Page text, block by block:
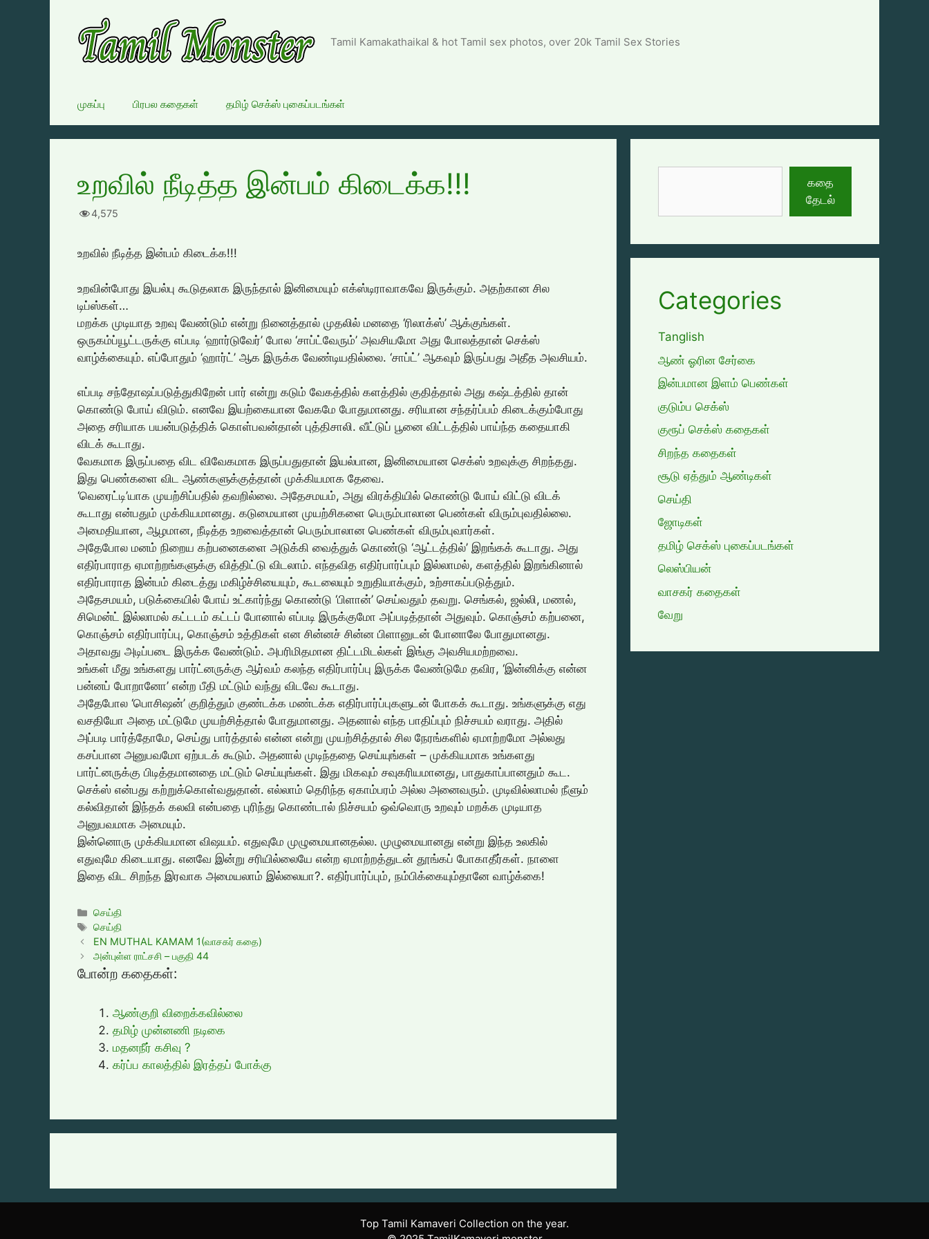
Tamil Kamakathaikal & hot Tamil sex photos, over 20k Tamil Sex Stories
முகப்பு பிரபல கதைகள் தமிழ் செக்ஸ் புகைப்படங்கள்
உறவில் நீடித்த இன்பம் கிடைக்க‌!!!
4,575
உறவில் நீடித்த இன்பம் கிடைக்க‌!!!
உறவின்போது இயல்பு கூடுதலாக இருந்தால் இனிமையும் எக்ஸ்டிராவாகவே இருக்கும். அதற்கான சில
டிப்ஸ்கள்…
மறக்க முடியாத உறவு வேண்டும் என்று நினைத்தால் முதலில் மனதை ‘ரிலாக்ஸ்’ ஆக்குங்கள்.
ஒருகம்ப்யூட்டருக்கு எப்படி ‘ஹார்டுவேர்’ போல ‘சாப்ட்வேரும்’ அவசியமோ அது போலத்தான் செக்ஸ்
வாழ்க்கையும். எப்போதும் ‘ஹார்ட்’ ஆக இருக்க வேண்டியதில்லை. ‘சாப்ட்’ ஆகவும் இருப்பது அதீத அவசியம்.
எப்படி சந்தோஷப்படுத்துகிறேன் பார் என்று கடும் வேகத்தில் களத்தில் குதித்தால் அது கஷ்டத்தில் தான்
கொண்டு போய் விடும். எனவே இயற்கையான வேகமே போதுமானது. சரியான சந்தர்ப்பம் கிடைக்கும்போது
அதை சரியாக பயன்படுத்திக் கொள்பவன்தான் புத்திசாலி. வீட்டுப் பூனை விட்டத்தில் பாய்ந்த கதையாகி
விடக் கூடாது.
வேகமாக இருப்பதை விட விவேகமாக இருப்பதுதான் இயல்பான, இனிமையான செக்ஸ் உறவுக்கு சிறந்தது.
இது பெண்களை விட ஆண்களுக்குத்தான் முக்கியமாக தேவை.
‘வெரைட்டி’யாக முயற்சிப்பதில் தவறில்லை. அதேசமயம், அது விரக்தியில் கொண்டு போய் விட்டு விடக்
கூடாது என்பதும் முக்கியமானது. கடுமையான முயற்சிகளை பெரும்பாலான பெண்கள் விரும்புவதில்லை.
அமைதியான, ஆழமான, நீடித்த உறவைத்தான் பெரும்பாலான பெண்கள் விரும்புவார்கள்.
அதேபோல மனம் நிறைய கற்பனைகளை அடுக்கி வைத்துக் கொண்டு ‘ஆட்டத்தில்’ இறங்கக் கூடாது. அது
எதிர்பாராத ஏமாற்றங்களுக்கு வித்திட்டு விடலாம். எந்தவித எதிர்பார்ப்பும் இல்லாமல், களத்தில் இறங்கினால்
எதிர்பாராத இன்பம் கிடைத்து மகிழ்ச்சியையும், கூடலையும் உறுதியாக்கும், உற்சாகப்படுத்தும்.
அதேசமயம், படுக்கையில் போய் உட்கார்ந்து கொண்டு ‘பிளான்’ செய்வதும் தவறு. செங்கல், ஜல்லி, மணல்,
சிமென்ட் இல்லாமல் கட்டடம் கட்டப் போனால் எப்படி இருக்குமோ அப்படித்தான் அதுவும். கொஞ்சம் கற்பனை,
கொஞ்சம் எதிர்பார்ப்பு, கொஞ்சம் உத்திகள் என சின்னச் சின்ன பிளானுடன் போனாலே போதுமானது.
அதாவது அடிப்படை இருக்க வேண்டும். அபரிமிதமான திட்டமிடல்கள் இங்கு அவசியமற்றவை.
உங்கள் மீது உங்களது பார்ட்னருக்கு ஆர்வம் கலந்த எதிர்பார்ப்பு இருக்க வேண்டுமே தவிர, ‘இன்னிக்கு என்ன
பன்னப் போறானோ’ என்ற பீதி மட்டும் வந்து விடவே கூடாது.
அதேபோல ‘பொசிஷன்’ குறித்தும் குண்டக்க மண்டக்க எதிர்பார்ப்புகளுடன் போகக் கூடாது. உங்களுக்கு எது
வசதியோ அதை மட்டுமே முயற்சித்தால் போதுமானது. அதனால் எந்த பாதிப்பும் நிச்சயம் வராது. அதில்
அப்படி பார்த்தோமே, செய்து பார்த்தால் என்ன என்று முயற்சித்தால் சில நேரங்களில் ஏமாற்றமோ அல்லது
கசப்பான அனுபவமோ ஏற்படக் கூடும். அதனால் முடிந்ததை செய்யுங்கள் – முக்கியமாக உங்களது
பார்ட்னருக்கு பிடித்தமானதை மட்டும் செய்யுங்கள். இது மிகவும் சவுகரியமானது, பாதுகாப்பானதும் கூட.
செக்ஸ் என்பது கற்றுக்கொள்வதுதான். எல்லாம் தெரிந்த ஏகாம்பரம் அல்ல அனைவரும். முடிவில்லாமல் நீளும்
கல்விதான் இந்தக் கலவி என்பதை புரிந்து கொண்டால் நிச்சயம் ஒவ்வொரு உறவும் மறக்க முடியாத
அனுபவமாக அமையும்.
இன்னொரு முக்கியமான விஷயம். எதுவுமே முழுமையானதல்ல. முழுமையானது என்று இந்த உலகில்
எதுவுமே கிடையாது. எனவே இன்று சரியில்லையே என்ற ஏமாற்றத்துடன் தூங்கப் போகாதீர்கள். நாளை
இதை விட சிறந்த இரவாக அமையலாம் இல்லையா?. எதிர்பார்ப்பும், நம்பிக்கையும்தானே வாழ்க்கை!
Categories
செய்தி
Tags
செய்தி
EN MUTHAL KAMAM 1(வாசகர் கதை)
அன்புள்ள ராட்சசி – பகுதி 44
போன்ற கதைகள்:
ஆண்குறி விறைக்கவில்லை
தமிழ் முன்னணி நடிகை
மதனநீர் கசிவு ?
கர்ப்ப காலத்தில் இரத்தப் போக்கு
கதை
தேடல்
Categories
Tanglish
ஆண் ஓரின சேர்கை
இன்பமான இளம் பெண்கள்
குடும்ப செக்ஸ்
குரூப் செக்ஸ் கதைகள்
சிறந்த கதைகள்
சூடு ஏத்தும் ஆண்டிகள்
செய்தி
ஜோடிகள்
தமிழ் செக்ஸ் புகைப்படங்கள்
லெஸ்பியன்
வாசகர் கதைகள்
வேறு
Top Tamil Kamaveri Collection on the year.